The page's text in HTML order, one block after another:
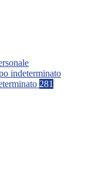
indeterminato
281